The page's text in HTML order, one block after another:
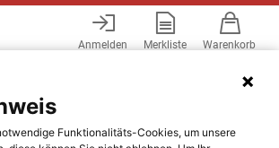
Anmelden Merkliste Warenkorb
Funktionalitäts-Cookies, um unsere